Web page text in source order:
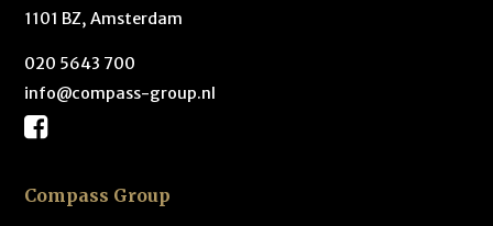
1101 BZ, Amsterdam
020 5643 700
info@compass-group.nl
Compass Group